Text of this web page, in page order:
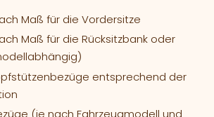
Maß für die Vordersitze
Maß für die Rücksitzbank oder
entsprechend der
(je nach Fahrzeugmodell und